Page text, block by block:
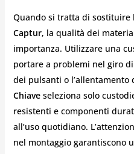
Quando si tratta di sostituire
Captur, la qualità dei
importanza. Utilizzare una
portare a problemi nel giro
dei pulsanti o l’allentamento
Chiaveseleziona solo
resistenti e componenti
all’uso quotidiano.
nel montaggio garantiscono